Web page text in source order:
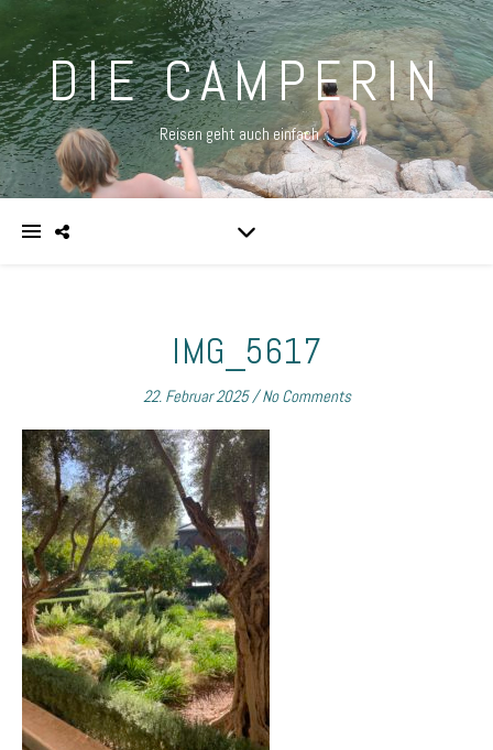
DIE CAMPERIN
Reisen geht auch einfach …
IMG_5617
22. Februar 2025/ No Comments